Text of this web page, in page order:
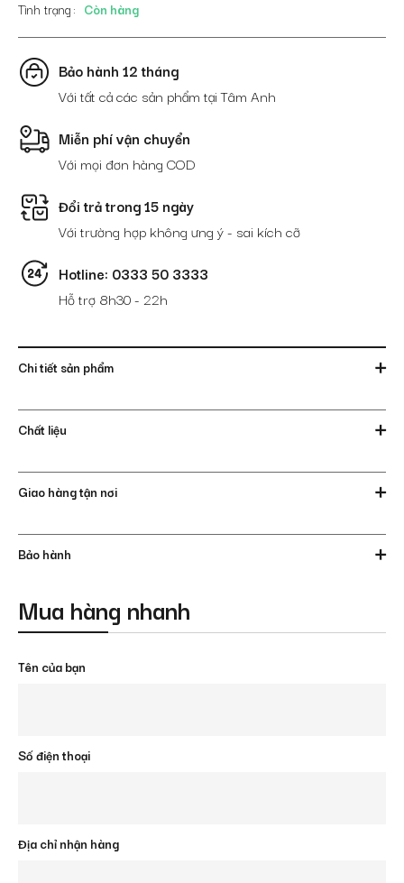
số
Tình trạng Còn hàng
Bảo hành 12 tháng
Với tất cả các sản phẩm tại Tâm Anh
Miễn phí vận chuyển
Với mọi đơn hàng COD
Đổi trả trong 15 ngày
Với trường hợp không ưng ý - sai kích cỡ
Hotline: 0333 50 3333
Hỗ trợ 8h30 - 22h
Chi tiết sản phẩm
Chất liệu
Giao hàng tận nơi
Bảo hành
Mua hàng nhanh
Tên của bạn
Số điện thoại
Địa chỉ nhận hàng